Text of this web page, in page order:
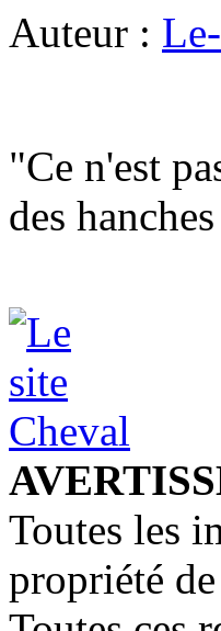
Auteur :
"Ce n'est
des
Toutes les
propriété